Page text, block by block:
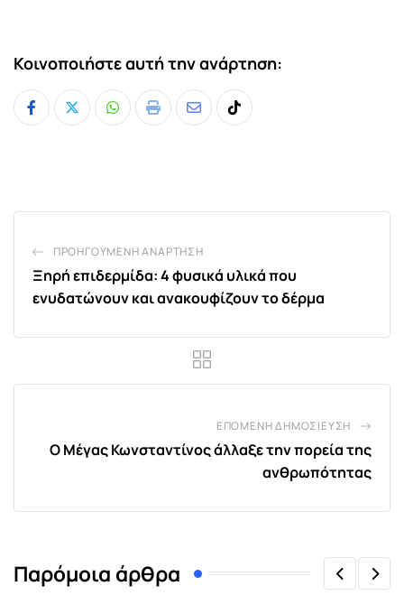
Κοινοποιήστε αυτή την ανάρτηση:
Whatsapp
Print
ShareTiktok
ΠΡΟΗΓΟΎΜΕΝΗ ΑΝΆΡΤΗΣΗ
Ξηρή επιδερμίδα: 4 φυσικά υλικά που
ενυδατώνουν και ανακουφίζουν το δέρμα
ΕΠΌΜΕΝΗ ΔΗΜΟΣΊΕΥΣΗ
Ο Μέγας Κωνσταντίνος άλλαξε την πορεία της
ανθρωπότητας
Παρόμοια άρθρα